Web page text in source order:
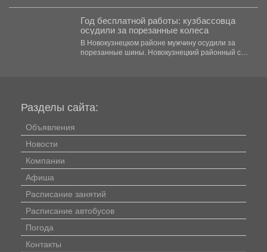
Год бесплатной работы: кузбассовца
осудили за порезанные колеса
В Новокузнецком районе мужчину осудили за
порезанные шины. Новокузнецкий районный суд
Разделы сайта:
Объявления
Новости
Компании
Афиша
Расписание занятий
Расписание автобусов
Погода
Контакты